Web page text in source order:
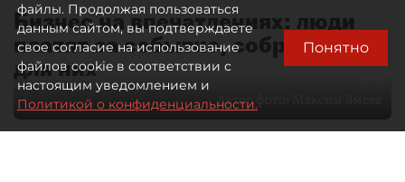
Бизнес на впечатлениях: люди
платят за событие, собранное
для них
Автор фото:
файлы. Продолжая пользоваться
данным сайтом, вы подтверждаете
свое согласие на использование
файлов cookie в соответствии с
настоящим уведомлением и
Политикой о конфиденциальности.
Понятно